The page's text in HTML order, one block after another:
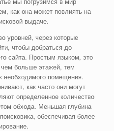
как она может повлиять на
выдаче.
уровней, через которые
чтобы добраться до
сайта. Простым языком, это
больше этажей, тем
необходимого помещения.
как часто они могут
определенное количество
обхода. Меньшая глубина
обеспечивая более